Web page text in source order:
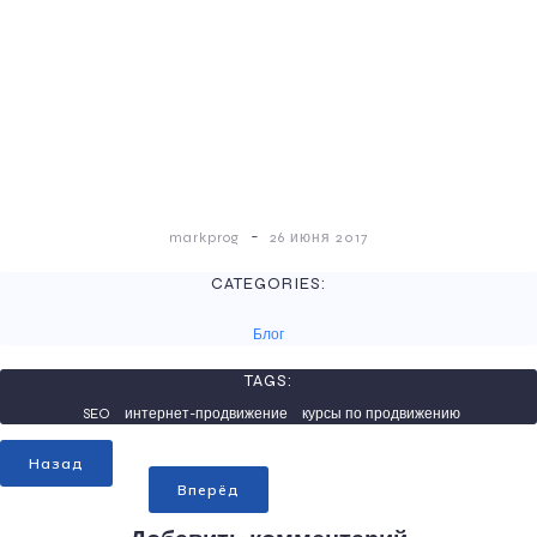
markprog - 26 июня 2017
CATEGORIES:
Блог
TAGS:
SEO интернет-продвижение курсы по продвижению
Назад
Вперёд